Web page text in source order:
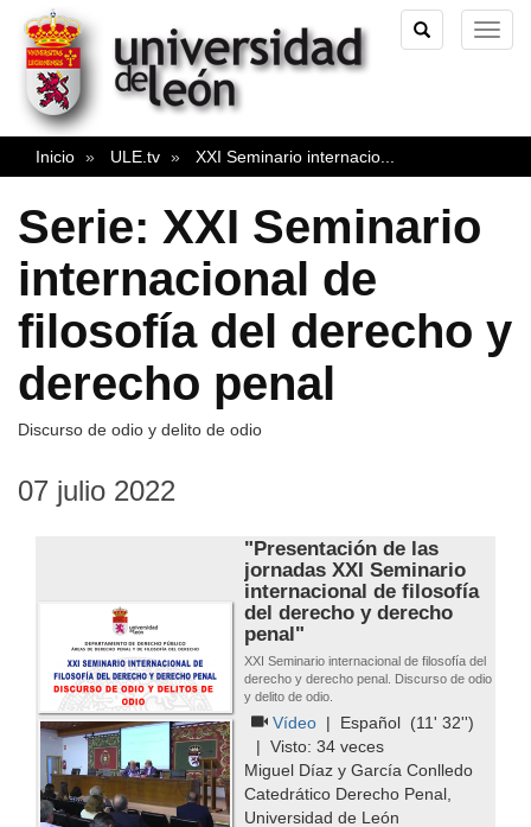
TOGGLE
SEARCH
Inicio ULE.tv XXI Seminario internacio
Serie: XXI Seminario
internacional de
filosofía del derecho y
derecho penal
Discurso de odio y delito de odio
07 julio 2022
"Presentación de las
jornadas XXI Seminario
internacional de filosofía
del derecho y derecho
penal"
XXI Seminario internacional de filosofía del
derecho y derecho penal. Discurso de odio
y delito de odio.
Vídeo | Español (11' 32'')
| Visto:34 veces
Miguel Díaz y García Conlledo
Catedrático Derecho Penal,
Universidad de León